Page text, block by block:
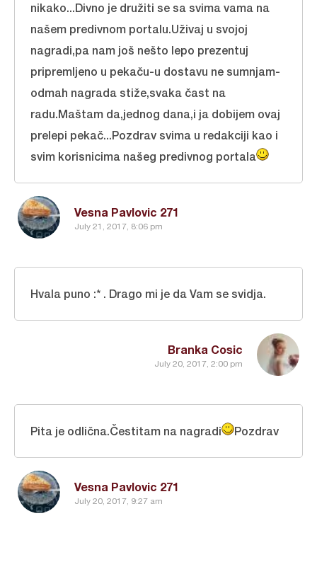
Vesna Pavlovic 271
July 21, 2017, 8:06 pm
nikako...Divno je družiti se sa svima vama na
našem predivnom portalu.Uživaj u svojoj
nagradi,pa nam još nešto lepo prezentuj
pripremljeno u pekaču-u dostavu ne sumnjam-
odmah nagrada stiže,svaka čast na
radu.Maštam da,jednog dana,i ja dobijem ovaj
prelepi pekač...Pozdrav svima u redakciji kao i
svim korisnicima našeg predivnog portala
Branka Cosic
July 20, 2017, 2:00 pm
Hvala puno :* . Drago mi je da Vam se svidja.
Vesna Pavlovic 271
July 20, 2017, 9:27 am
Pita je odlična.Čestitam na nagradi Pozdrav